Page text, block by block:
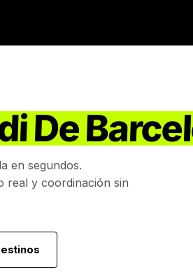
De
en segundos.
real y coordinación sin